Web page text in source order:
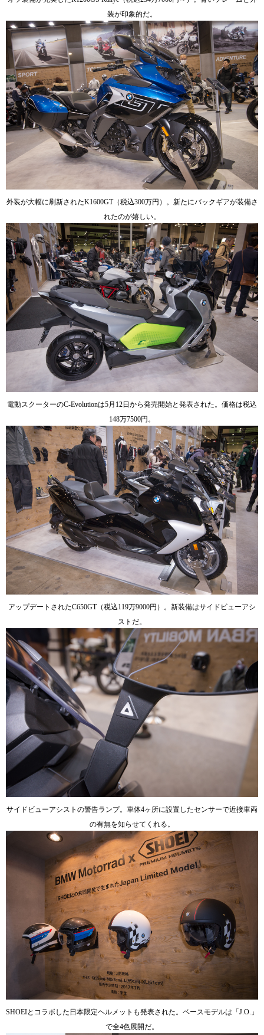
装が印象的だ。
外装が大幅に刷新されたK1600GT（税込300万円）。新たにバックギアが装備さ
れたのが嬉しい。
電動スクーターのC-Evolutionは5月12日から発売開始と発表された。価格は税込
148万7500円。
アップデートされたC650GT（税込119万9000円）。新装備はサイドビューアシ
ストだ。
サイドビューアシストの警告ランプ。車体4ヶ所に設置したセンサーで近接車両
の有無を知らせてくれる。
SHOEIとコラボした日本限定ヘルメットも発表された。ベースモデルは「J.O.」
で全4色展開だ。